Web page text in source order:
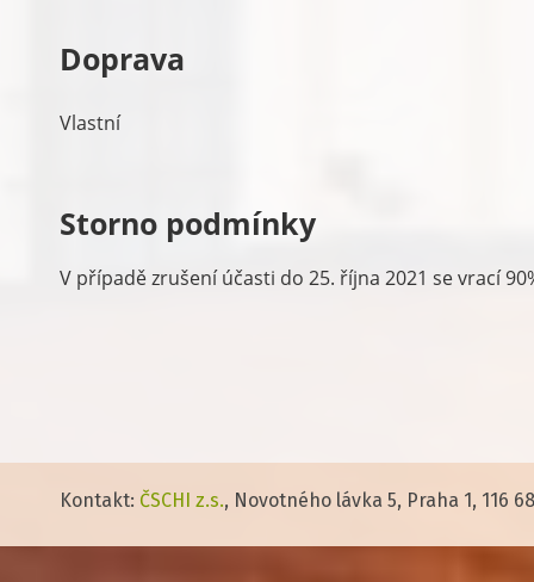
Doprava
Vlastní
Storno podmínky
V případě zrušení účasti do 25. října 2021 se vrací
Kontakt: ČSCHI z.s., Novotného lávka 5, Praha 1, 116